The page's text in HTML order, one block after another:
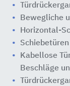
Bewegliche
Horizontal-
Schiebetüren
Kabellose
Beschläge